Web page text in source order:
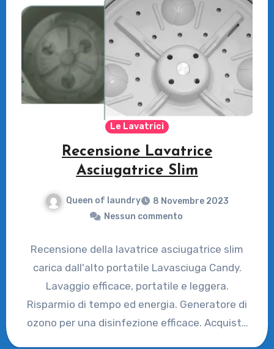
Le Lavatrici
Recensione Lavatrice
Asciugatrice Slim
Queen of laundry
8 Novembre 2023
Nessun commento
Recensione della lavatrice asciugatrice slim
carica dall'alto portatile Lavasciuga Candy.
Lavaggio efficace, portatile e leggera.
Risparmio di tempo ed energia. Generatore di
ozono per una disinfezione efficace. Acquista